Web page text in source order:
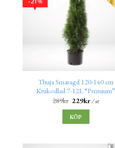
Thuja Smaragd 120-140 cm
Krukodlad 7-12L “Premium”
289kr 229kr/ st
KÖP